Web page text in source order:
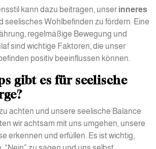
kann dazu beitragen, unser inneres
seelisches Wohlbefinden zu fördern. Eine
regelmäßige Bewegung und
sind wichtige Faktoren, die unser
positiv beeinflussen können.
gibt es für seelische
achten und unsere seelische Balance
wir achtsam mit uns umgehen, unsere
erkennen und erfüllen. Es ist wichtig,